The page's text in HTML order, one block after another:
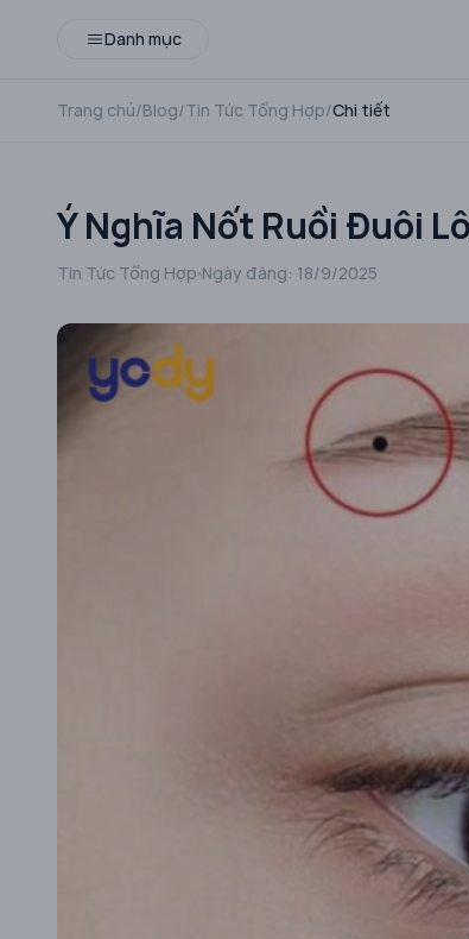
Danh mục
Trang chủ/Blog/Tin Tức Tổng Hợp/Chi tiết
Ý Nghĩa Nốt Ruồi Đuôi
Tin Tức Tổng Hợp Ngày đăng: 18/9/2025